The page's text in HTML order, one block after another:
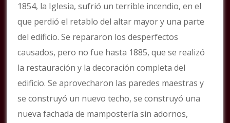
1854, la Iglesia, sufrió un terrible incendio, en el
que perdió el retablo del altar mayor y una parte
del edificio. Se repararon los desperfectos
causados, pero no fue hasta 1885, que se realizó
la restauración y la decoración completa del
edificio. Se aprovecharon las paredes maestras y
se construyó un nuevo techo, se construyó una
nueva fachada de mampostería sin adornos,